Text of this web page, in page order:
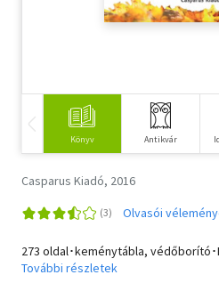
Természettudomány
Könyv Antikvár
Casparus Kiadó, 2016
Olvasói
273 oldal･keménytábla, védőborító･
További részletek